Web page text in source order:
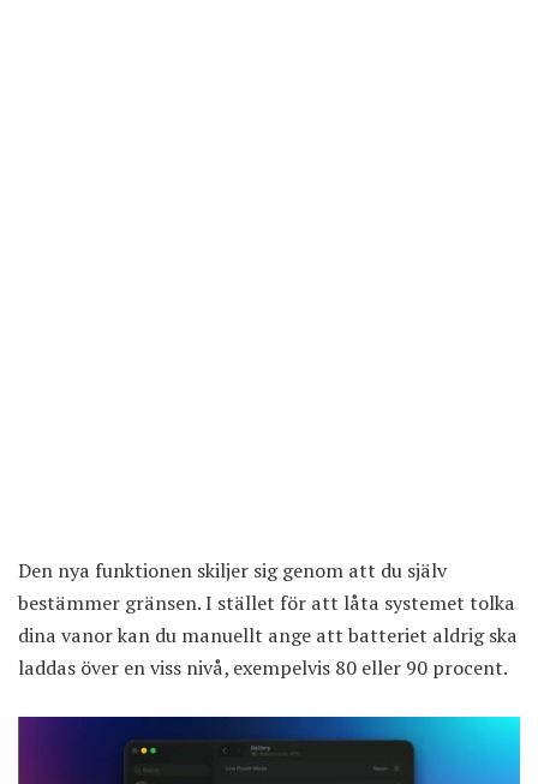
Den nya funktionen skiljer sig genom att du själv
bestämmer gränsen. I stället för att låta systemet tolka
dina vanor kan du manuellt ange att batteriet aldrig ska
laddas över en viss nivå, exempelvis 80 eller 90 procent.